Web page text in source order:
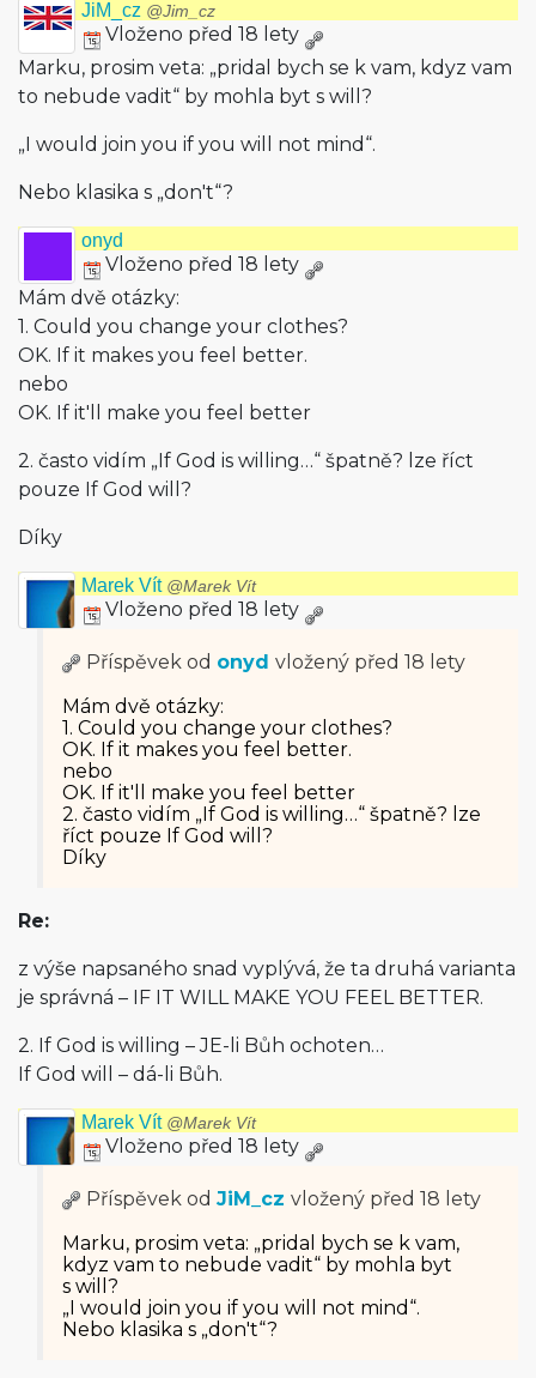
JiM_cz @Jim_cz
Vloženo před 18 lety
Marku, prosim veta: „pridal bych se k vam, kdyz vam
to nebude vadit“ by mohla byt s will?
„I would join you if you will not mind“.
Nebo klasika s „don't“?
onyd
Vloženo před 18 lety
Mám dvě otázky:
1. Could you change your clothes?
OK. If it makes you feel better.
nebo
OK. If it'll make you feel better
2. často vidím „If God is willing…“ špatně? lze říct
pouze If God will?
Díky
Marek Vít @Marek Vít
Vloženo před 18 lety
Příspěvek od onyd vložený před 18 lety
Mám dvě otázky:
1. Could you change your clothes?
OK. If it makes you feel better.
nebo
OK. If it'll make you feel better
2. často vidím „If God is willing…“ špatně? lze
říct pouze If God will?
Díky
Re:
z výše napsaného snad vyplývá, že ta druhá varianta
je správná – IF IT WILL MAKE YOU FEEL BETTER.
2. If God is willing – JE-li Bůh ochoten…
If God will – dá-li Bůh.
Marek Vít @Marek Vít
Vloženo před 18 lety
Příspěvek od JiM_cz vložený před 18 lety
Marku, prosim veta: „pridal bych se k vam,
kdyz vam to nebude vadit“ by mohla byt
s will?
„I would join you if you will not mind“.
Nebo klasika s „don't“?